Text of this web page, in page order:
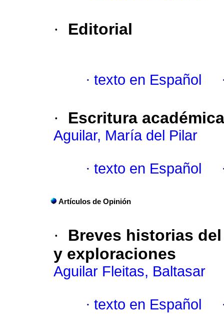
· Editorial
· texto en Español
· Escritura
Aguilar, María del Pilar
· texto en Español
Artículos de Opinión
·
Breves historias
y exploraciones
Aguilar Fleitas, Baltasar
· texto en Español